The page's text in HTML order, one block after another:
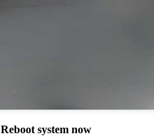
Reboot system now